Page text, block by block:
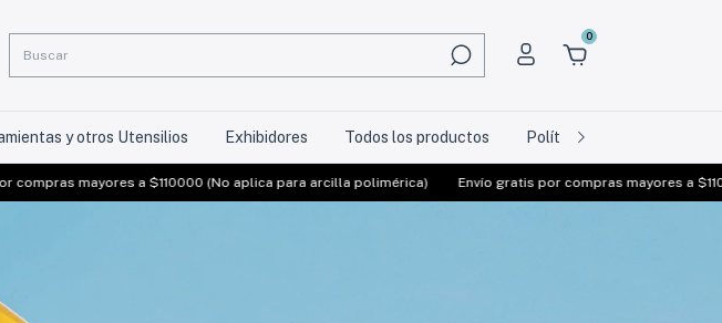
0
y otros Utensilios Exhibidores Todos los productos Política de Devolución
(No aplica para arcilla polimérica) Envío gratis por compras mayores a $110000 (No aplica para